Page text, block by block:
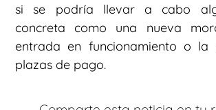
si se podría llevar a cabo
concreta como una nueva
entrada en funcionamiento o la
plazas de pago.